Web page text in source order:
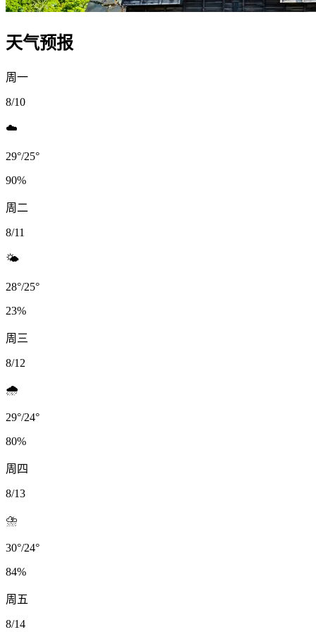
天气预报
周一
8/10
☁️
29°/25°
90%
周二
8/11
🌤️
28°/25°
23%
周三
8/12
🌧️
29°/24°
80%
周四
8/13
⛈️
30°/24°
84%
周五
8/14